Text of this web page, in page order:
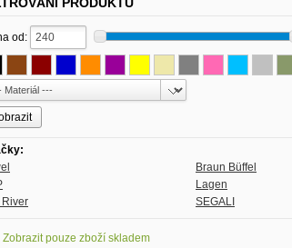
od:
Braun Büffel
Lagen
River
SEGALI
Zobrazit pouze zboží skladem